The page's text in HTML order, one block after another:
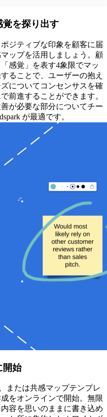
覚を探り出す
ジティブな印象を顧客に届
ップを活用しましょう。顧
感覚」を表す4象限でマッ
ることで、ユーザーの抱え
についてコンセンサスを確
前進することができます。
が必要な部分についてチー
が最適です。
開始
または共感マップテンプレ
をオンラインで開始。無限
容を思いのままに書き込め